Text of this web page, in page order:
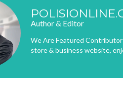
Author & Editor
We Are Featured
store & business website,